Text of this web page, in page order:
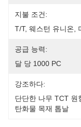
지불 조건:
T/T, 웨스턴 유니온,
공급 능력:
달 당 1000 PC
강조하다:
단단한 나무 TCT 원
탄화물 목재 톱날